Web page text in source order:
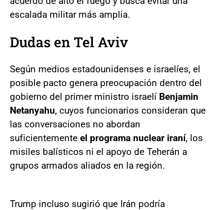
escalada militar más amplia.
Dudas en Tel Aviv
Según medios estadounidenses e israelíes, el
posible pacto genera preocupación dentro del
gobierno del primer ministro israelí Benjamin
Netanyahu, cuyos funcionarios consideran que
las conversaciones no abordan
suficientemente el programa nuclear iraní, los
misiles balísticos ni el apoyo de Teherán a
grupos armados aliados en la región.
Trump incluso sugirió que Irán podría